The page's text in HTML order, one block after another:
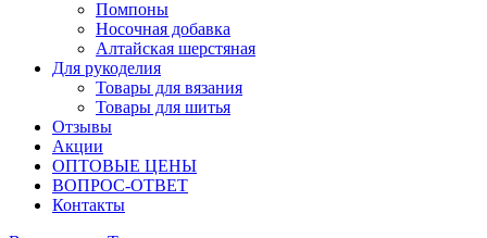
Помпоны
Носочная добавка
Алтайская шерстяная
Для рукоделия
Товары для вязания
Товары для шитья
Отзывы
Акции
ОПТОВЫЕ ЦЕНЫ
ВОПРОС-ОТВЕТ
Контакты